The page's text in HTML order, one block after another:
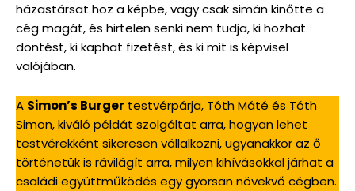
házastársat hoz a képbe, vagy csak simán kinőtte a
cég magát, és hirtelen senki nem tudja, ki hozhat
döntést, ki kaphat fizetést, és ki mit is képvisel
valójában.
A Simon’s Burger testvérpárja, Tóth Máté és Tóth
Simon, kiváló példát szolgáltat arra, hogyan lehet
testvérekként sikeresen vállalkozni, ugyanakkor az ő
történetük is rávilágít arra, milyen kihívásokkal járhat a
családi együttműködés egy gyorsan növekvő cégben.